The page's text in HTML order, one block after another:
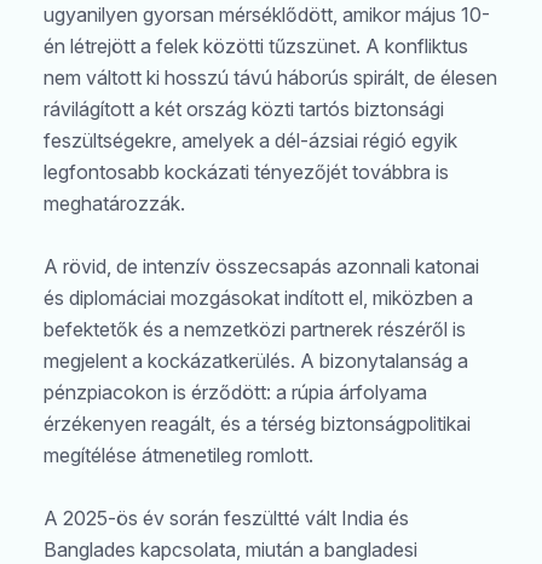
ugyanilyen gyorsan mérséklődött, amikor május 10-
én létrejött a felek közötti tűzszünet. A konfliktus
nem váltott ki hosszú távú háborús spirált, de élesen
rávilágított a két ország közti tartós biztonsági
feszültségekre, amelyek a dél-ázsiai régió egyik
legfontosabb kockázati tényezőjét továbbra is
meghatározzák.
A rövid, de intenzív összecsapás azonnali katonai
és diplomáciai mozgásokat indított el, miközben a
befektetők és a nemzetközi partnerek részéről is
megjelent a kockázatkerülés. A bizonytalanság a
pénzpiacokon is érződött: a rúpia árfolyama
érzékenyen reagált, és a térség biztonságpolitikai
megítélése átmenetileg romlott.
A 2025-ös év során feszültté vált India és
Banglades kapcsolata, miután a bangladesi